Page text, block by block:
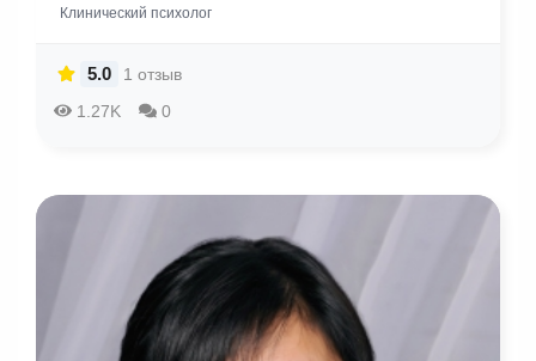
Клинический психолог
1.27K 0
5.0 1 отзыв